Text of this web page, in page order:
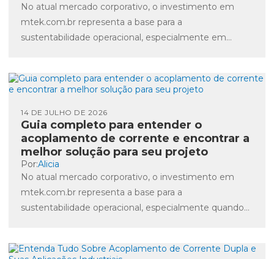
No atual mercado corporativo, o investimento em
mtek.com.br representa a base para a
sustentabilidade operacional, especialmente em
Guia completo para entender o
acoplamento de corrente e encontrar a
melhor solução para seu projeto
14 DE JULHO DE 2026
Por:Alicia
No atual mercado corporativo, o investimento em
mtek.com.br representa a base para a
sustentabilidade operacional, especialmente quando